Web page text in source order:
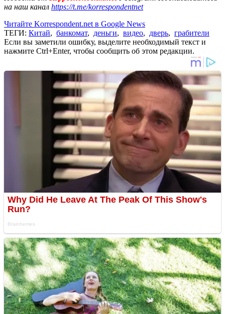
на наш канал https://t.me/korrespondentnet
Читайте Korrespondent.net в Google News
ТЕГИ: Китай, банкомат, деньги, видео, дверь, грабители
Если вы заметили ошибку, выделите необходимый текст и
нажмите Ctrl+Enter, чтобы сообщить об этом редакции.